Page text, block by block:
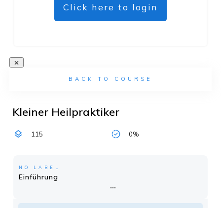
Click here to login
BACK TO COURSE
Kleiner Heilpraktiker
115 0%
NO LABEL
Einführung